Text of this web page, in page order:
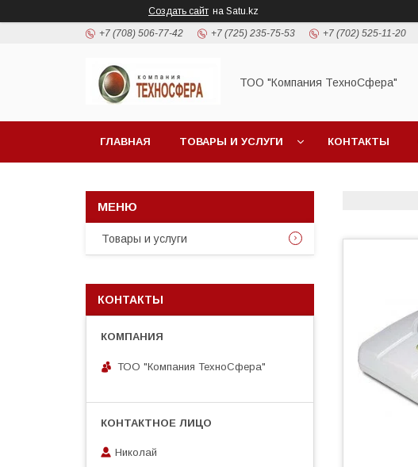
Создать сайт на Satu.kz
+7 (708) 506-77-42 +7 (725) 235-75-53 +7 (702) 525-11-20
ТОО "Компания ТехноСфера"
ГЛАВНАЯ ТОВАРЫ И УСЛУГИ КОНТАКТЫ
Товары и услуги
КОНТАКТЫ
ТОО "Компания ТехноСфера"
Николай